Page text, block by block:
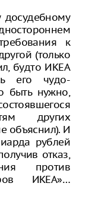
досудебному
к
(только
будто ИКЕА
его чудо-
быть нужно,
других
объяснил). И
рублей
отказ,
против
ИКЕА»…